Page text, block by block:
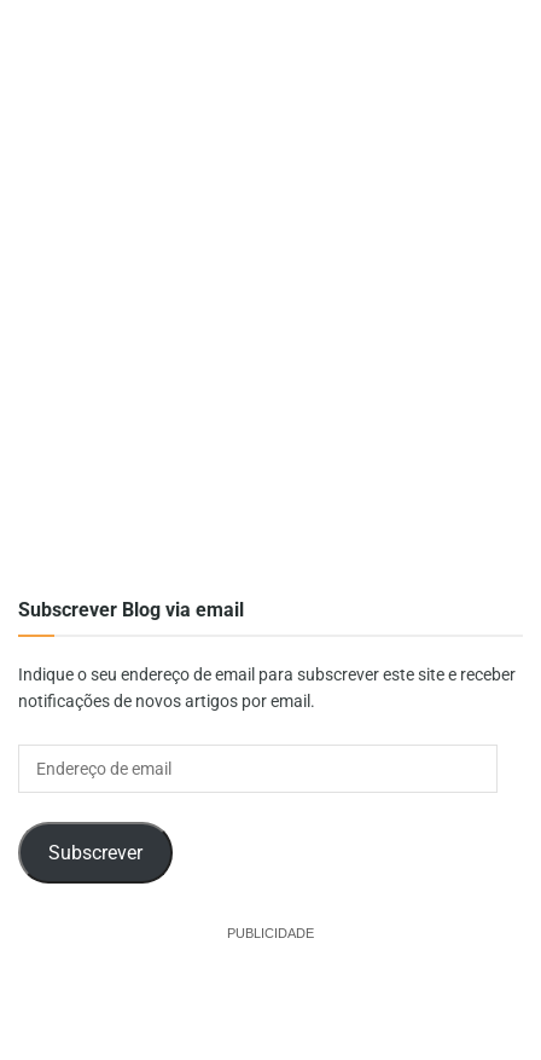
Subscrever Blog via email
Indique o seu endereço de email para subscrever este site e receber
notificações de novos artigos por email.
Subscrever
PUBLICIDADE